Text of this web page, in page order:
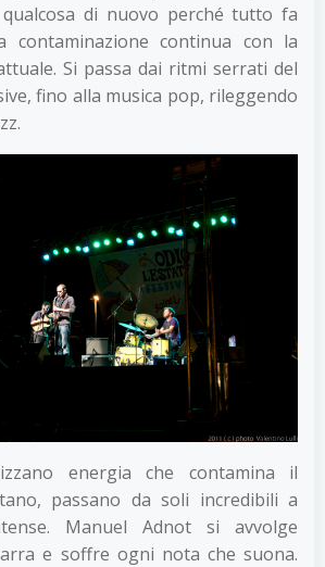
di nuovo perché tutto fa
contaminazione continua con la
Si passa dai ritmi serrati del
fino alla musica pop, rileggendo
energia che contamina il
passano da soli incredibili a
Manuel Adnot si avvolge
e soffre ogni nota che suona.